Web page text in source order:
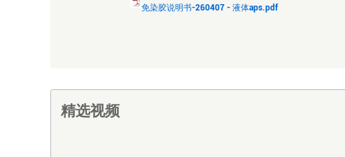
免染胶说明书-260407 - 液体aps.pdf
精选视频